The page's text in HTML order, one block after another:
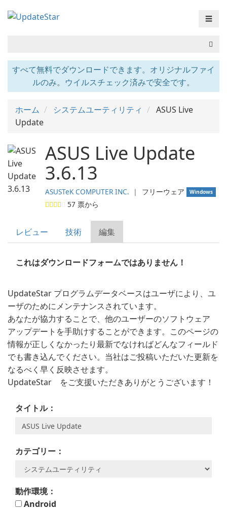
☰
すべて無料でダウンロードできます。オリジナルファイ
ルのみ。ウイルスチェック済みで安全です。
ホーム システムユーティリティ
ASUS Live
Update
ASUS Live Update
3.6.13
ASUSTeK COMPUTER INC. ❘ フリーウェア Windows
57 票から
レビュー 技術 編集
これはダウンロードフォームではありません！
UpdateStar プログラムデータベースはユーザにより、ユ
ーザのためにメンテナンスされています。
あなたが協力することで、他のユーザーのソフトウェア
アップデートを手助けすることができます。このページの
情報が正しくなかったり最新でなければどんなフィールド
でも書き込んでください。当社はご投稿いただいた更新を
なるべく早く反映させます。
UpdateStar をご支援いただきありがとうございます！
タイトル：
カテゴリー：
動作環境：
Android